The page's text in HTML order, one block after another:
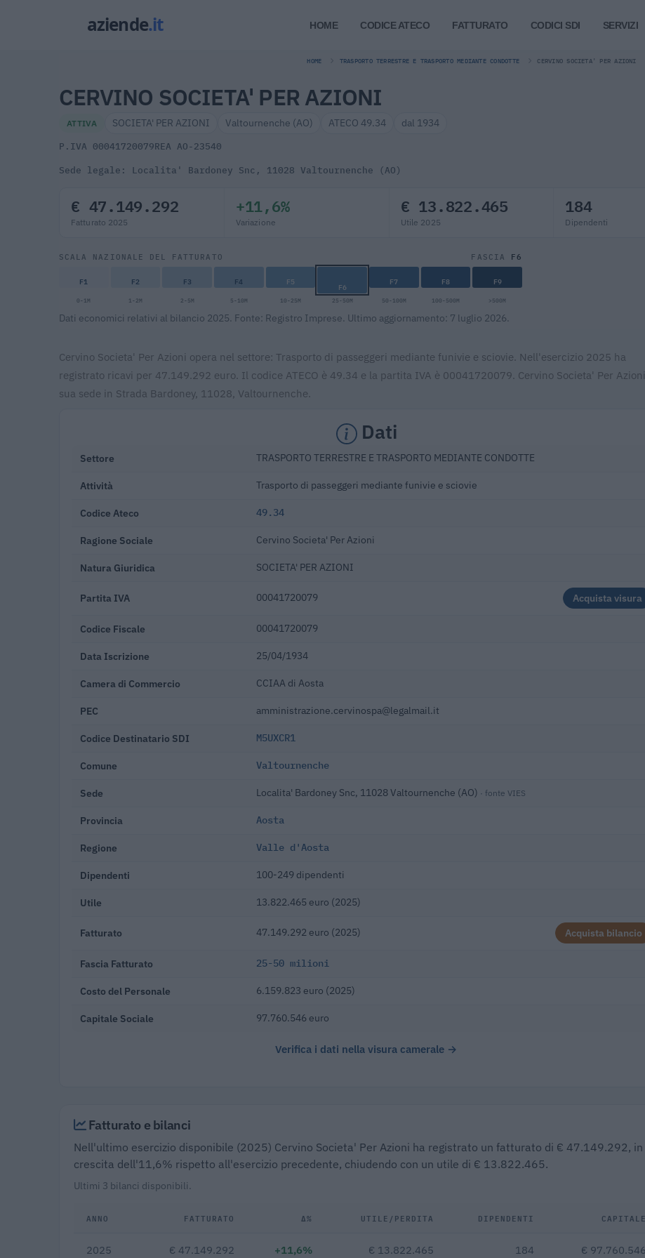
HOME CODICE ATECO FATTURATO CODICI SDI SERVIZI
HOME TRASPORTO TERRESTRE E TRASPORTO MEDIANTE CONDOTTE CERVINO SOCIETA' PER AZIONI
CERVINO SOCIETA' PER AZIONI
ATTIVA SOCIETA' PER AZIONI Valtournenche (AO) ATECO 49.34 dal 1934
P.IVA 00041720079REA AO-23540
Sede legale: Localita' Bardoney Snc, 11028 Valtournenche (AO)
€ 47.149.292
Fatturato 2025
+11,6%
Variazione
€ 13.822.465
Utile 2025
184
Dipendenti
SCALA NAZIONALE DEL FATTURATO FASCIA F6
F1 F2 F3 F4 F5 F6 F7 F8 F9
0-1M 1-2M 2-5M 5-10M 10-25M 25-50M 50-100M 100-500M >500M
Dati economici relativi al bilancio 2025. Fonte: Registro Imprese. Ultimo aggiornamento: 7 luglio 2026.
Cervino Societa' Per Azioni opera nel settore: Trasporto di passeggeri mediante funivie e sciovie. Nell'esercizio 2025 ha
registrato ricavi per 47.149.292 euro. Il codice ATECO è 49.34 e la partita IVA è 00041720079. Cervino Societa' Per
sua sede in Strada Bardoney, 11028, Valtournenche.
Dati
Settore TRASPORTO TERRESTRE E TRASPORTO MEDIANTE CONDOTTE
Attività Trasporto di passeggeri mediante funivie e sciovie
Codice Ateco 49.34
Ragione Sociale Cervino Societa' Per Azioni
Natura Giuridica SOCIETA' PER AZIONI
Partita IVA 00041720079 Acquista visura
Codice Fiscale 00041720079
Data Iscrizione 25/04/1934
Camera di Commercio CCIAA di Aosta
PEC amministrazione.cervinospa@legalmail.it
Codice Destinatario SDI M5UXCR1
Comune Valtournenche
Sede Localita' Bardoney Snc, 11028 Valtournenche (AO) · fonte VIES
Provincia Aosta
Regione Valle d'Aosta
Dipendenti 100-249 dipendenti
Utile 13.822.465 euro (2025)
Fatturato 47.149.292 euro (2025) Acquista bilancio
Fascia Fatturato 25-50 milioni
Costo del Personale 6.159.823 euro (2025)
Capitale Sociale 97.760.546 euro
Verifica i dati nella visura camerale →
Fatturato e bilanci
Nell'ultimo esercizio disponibile (2025) Cervino Societa' Per Azioni ha registrato un fatturato di € 47.149.292, in
crescita dell'11,6% rispetto all'esercizio precedente, chiudendo con un utile di € 13.822.465.
Ultimi 3 bilanci disponibili.
ANNO FATTURATO Δ% UTILE/PERDITA DIPENDENTI CAPITALE
2025 € 47.149.292 +11,6% € 13.822.465 184 € 97.760.546